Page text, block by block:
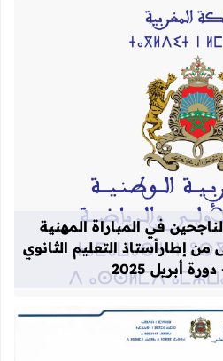
قراءة المزيد عن لوائح نهائية بأسماء
في المباراة المهنية
من إطارأستاذ التعليم الثانوي
أبريل 2025